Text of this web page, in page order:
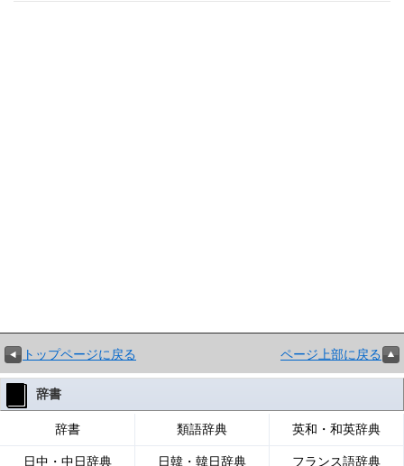
トップページに戻る ページ上部に戻る
辞書
辞書 類語辞典 英和・和英辞典
日中・中日辞典 日韓・韓日辞典 フランス語辞典